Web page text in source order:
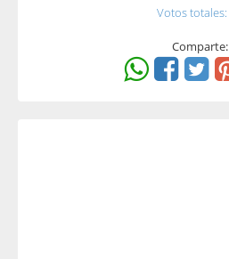
Votos totales:
Comparte: